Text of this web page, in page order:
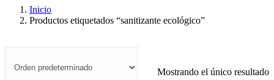
Inicio
Productos etiquetados “sanitizante ecológico”
Mostrando el único resultado